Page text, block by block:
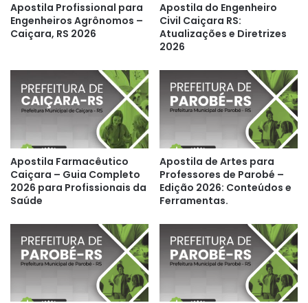
Apostila Profissional para
Engenheiros Agrônomos –
Caiçara, RS 2026
Apostila do Engenheiro
Civil Caiçara RS:
Atualizações e Diretrizes
2026
Apostila Farmacêutico
Caiçara – Guia Completo
2026 para Profissionais da
Saúde
Apostila de Artes para
Professores de Parobé –
Edição 2026: Conteúdos e
Ferramentas.